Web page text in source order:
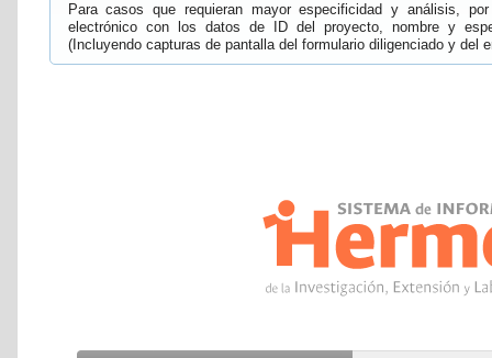
Para casos que requieran mayor especificidad y análisis,
electrónico con los datos de ID del proyecto, nombre y
(Incluyendo capturas de pantalla del formulario diligenciado y del